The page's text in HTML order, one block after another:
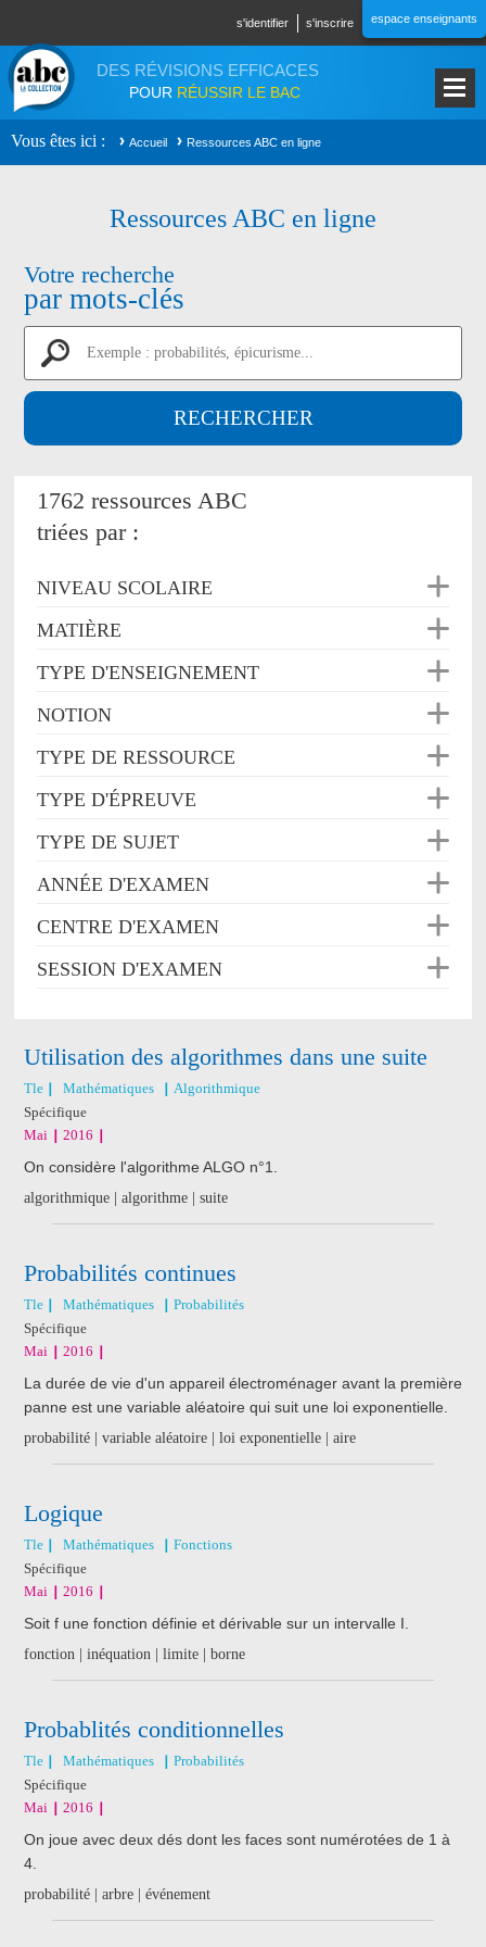
s'identifier s'inscrire espace enseignants
DES RÉVISIONS EFFICACES
POUR RÉUSSIR LE BAC
Vous êtes ici Accueil Ressources ABC en ligne
Ressources ABC en ligne
Votre recherche
par mots-clés
1762 ressources ABC
triées par :
NIVEAU SCOLAIRE
MATIÈRE
TYPE D'ENSEIGNEMENT
NOTION
TYPE DE RESSOURCE
TYPE D'ÉPREUVE
TYPE DE SUJET
ANNÉE D'EXAMEN
CENTRE D'EXAMEN
SESSION D'EXAMEN
Utilisation des algorithmes dans une suite
Tle Mathématiques
Algorithmique
Spécifique
Mai
2016
On considère l'algorithme ALGO n°1.
algorithmique | algorithme | suite
Probabilités continues
Tle Mathématiques
Probabilités
Spécifique
Mai
2016
La durée de vie d'un appareil électroménager avant la première
panne est une variable aléatoire qui suit une loi exponentielle.
probabilité | variable aléatoire | loi exponentielle | aire
Logique
Tle Mathématiques
Fonctions
Spécifique
Mai
2016
Soit f une fonction définie et dérivable sur un intervalle I.
fonction | inéquation | limite | borne
Probablités conditionnelles
Tle Mathématiques
Probabilités
Spécifique
Mai
2016
On joue avec deux dés dont les faces sont numérotées de 1 à
4.
probabilité | arbre | événement